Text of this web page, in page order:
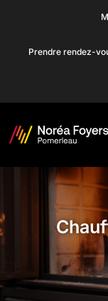
contentPrendre rendez-